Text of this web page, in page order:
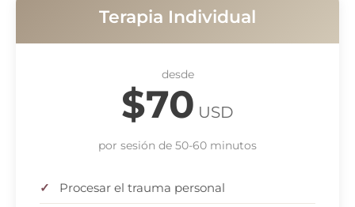
Terapia Individual
desde
$70 USD
por sesión de 50-60 minutos
Procesar el trauma personal